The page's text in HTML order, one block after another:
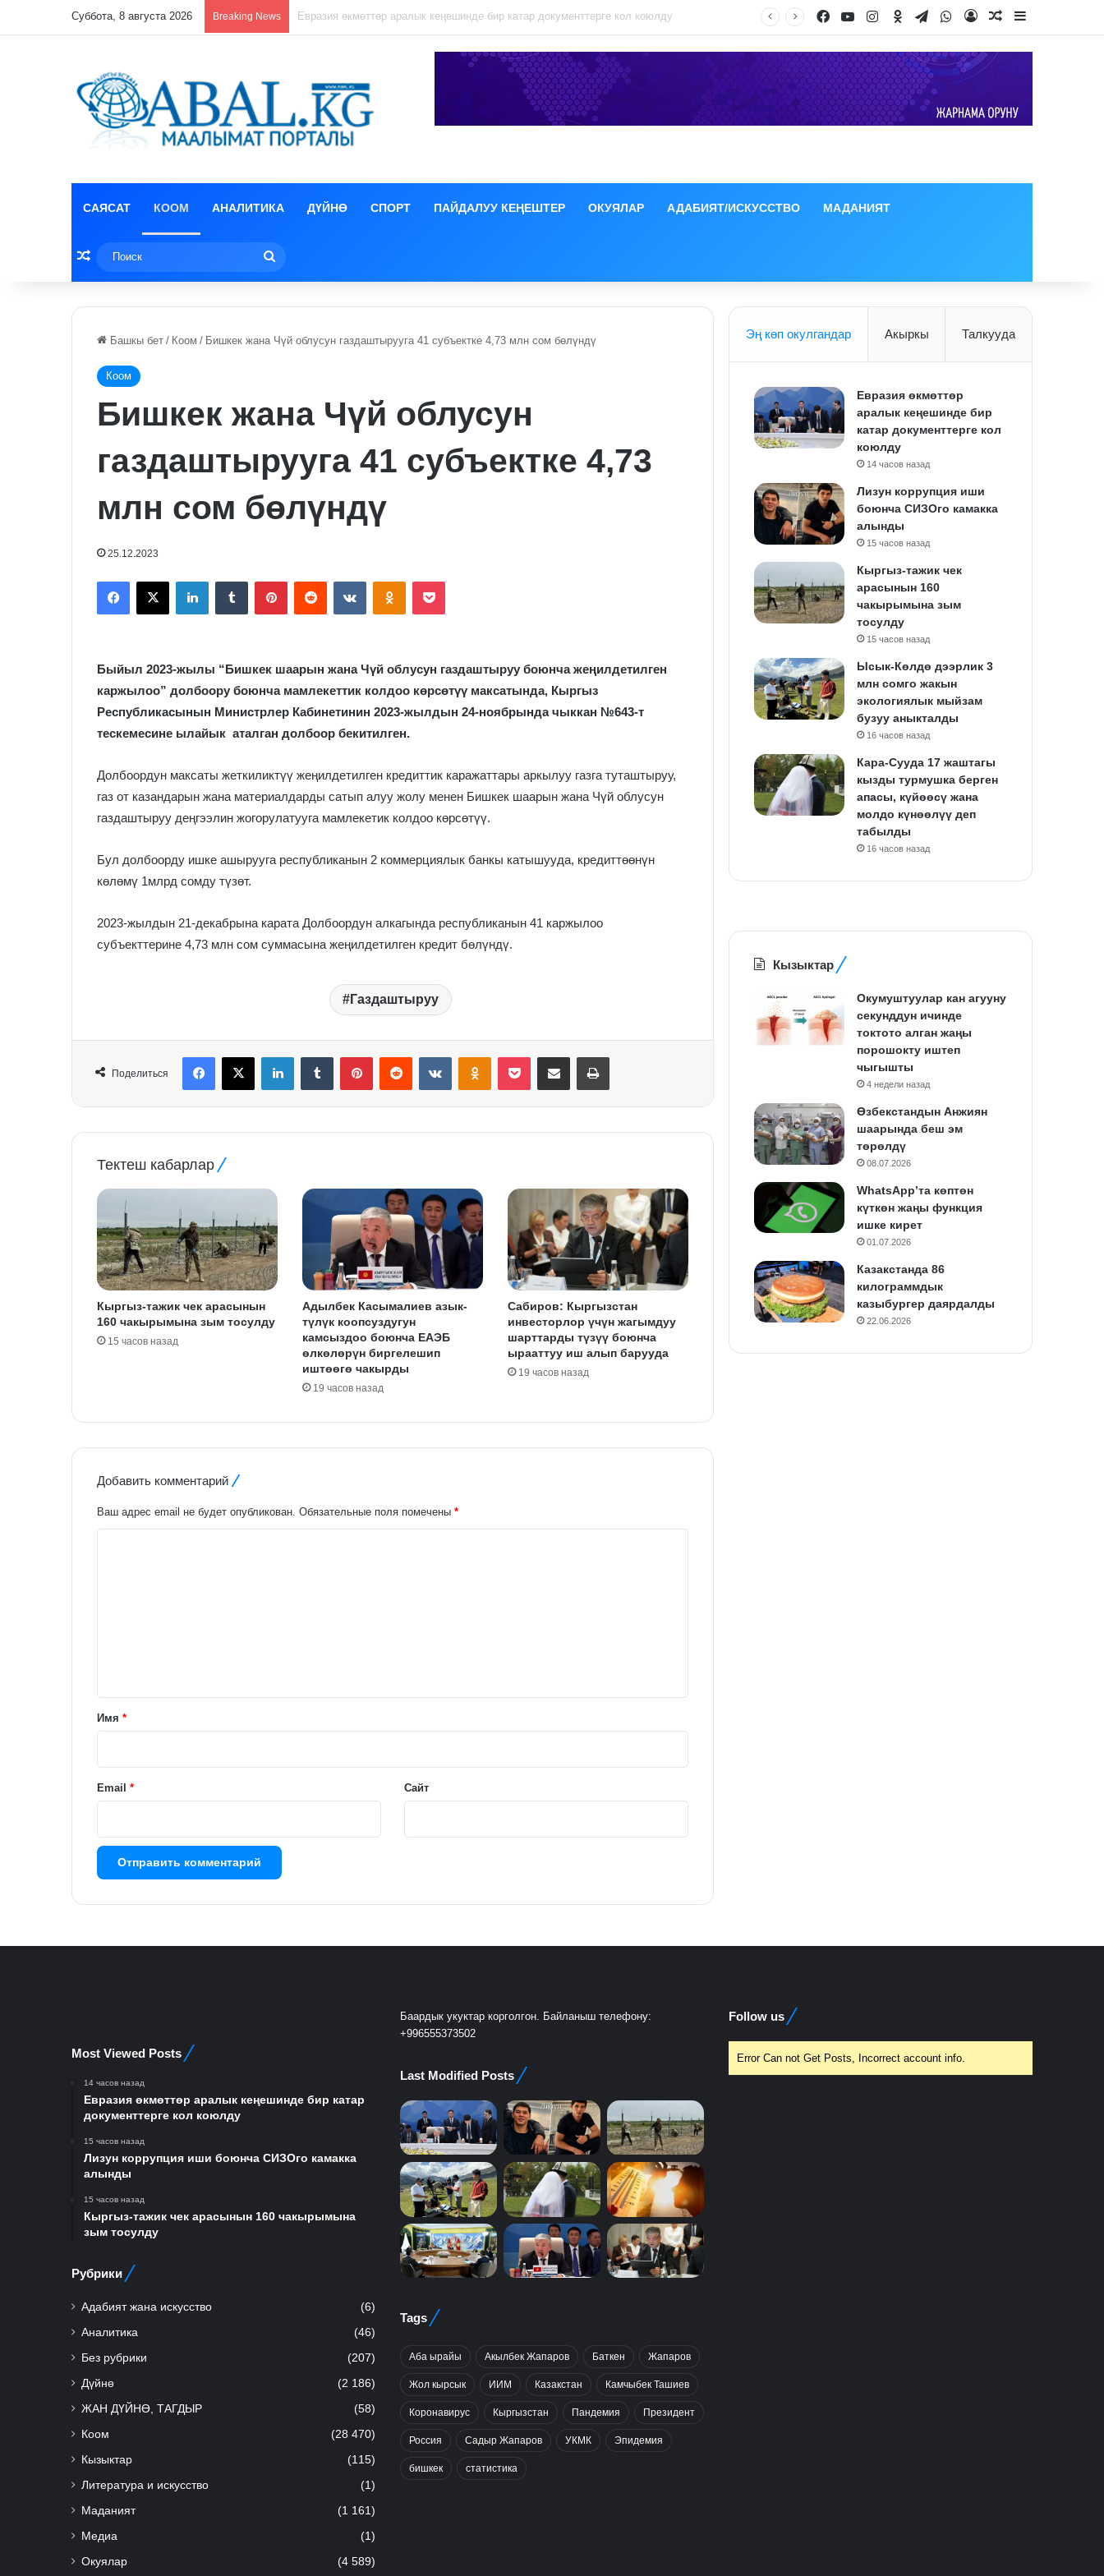
Суббота, 8 августа 2026 Breaking News Лизун коррупция иши боюнча СИЗОго камакка алынды Facebook
YouTubeInstagram
Odnoklassniki
TelegramWhatsApp
Log InRandom Article
Sidebar
САЯСАТ КООМ АНАЛИТИКА ДҮЙНӨ СПОРТ ПАЙДАЛУУ КЕҢЕШТЕР ОКУЯЛАР АДАБИЯТ/ИСКУССТВО МАДАНИЯТ
Random Article
Башкы бет / Коом / Бишкек жана Чүй облусун газдаштырууга 41 субъектке 4,73 млн сом бөлүндү
Коом
Бишкек жана Чүй облусун
газдаштырууга 41 субъектке 4,73
млн сом бөлүндү
25.12.2023
FacebookX LinkedInTumblr PinterestReddit VKontakteOdnoklassniki
Pocket
Быйыл 2023-жылы “Бишкек шаарын жана Чүй облусун газдаштыруу боюнча жеңилдетилген
каржылоо” долбоору боюнча мамлекеттик колдоо көрсөтүү максатында, Кыргыз
Республикасынын Министрлер Кабинетинин 2023-жылдын 24-ноябрында чыккан №643-т
тескемесине ылайык аталган долбоор бекитилген.
Долбоордун максаты жеткиликтүү жеңилдетилген кредиттик каражаттары аркылуу газга туташтыруу,
газ от казандарын жана материалдарды сатып алуу жолу менен Бишкек шаарын жана Чүй облусун
газдаштыруу деңгээлин жогорулатууга мамлекетик колдоо көрсөтүү.
Бул долбоорду ишке ашырууга республиканын 2 коммерциялык банкы катышууда, кредиттөөнүн
көлөмү 1млрд сомду түзөт.
2023-жылдын 21-декабрына карата Долбоордун алкагында республиканын 41 каржылоо
субъекттерине 4,73 млн сом суммасына жеңилдетилген кредит бөлүндү.
Газдаштыруу
Поделиться
FacebookX LinkedInTumblr PinterestReddit VKontakteOdnoklassniki
Pocket Share via Email Print
Тектеш кабарлар
Кыргыз-тажик чек арасынын
160 чакырымына зым тосулду
15 часов назад
Адылбек Касымалиев азык-
түлүк коопсуздугун
камсыздоо боюнча ЕАЭБ
өлкөлөрүн биргелешип
иштөөгө чакырды
19 часов назад
Сабиров: Кыргызстан
инвесторлор үчүн жагымдуу
шарттарды түзүү боюнча
ырааттуу иш алып барууда
19 часов назад
Добавить комментарий
Ваш адрес email не будет опубликован. Обязательные поля помечены *
а
и
й
Имя *
Email * Сайт
Эң көп окулгандар Акыркы Талкууда
Евразия өкмөттөр
аралык кеңешинде бир
катар документтерге кол
коюлду
14 часов назад
Лизун коррупция иши
боюнча СИЗОго камакка
алынды
15 часов назад
Кыргыз-тажик чек
арасынын 160
чакырымына зым
тосулду
15 часов назад
Ысык-Көлдө дээрлик 3
млн сомго жакын
экологиялык мыйзам
бузуу аныкталды
16 часов назад
Кара-Сууда 17 жаштагы
кызды турмушка берген
апасы, күйөөсү жана
молдо күнөөлүү деп
табылды
16 часов назад
Кызыктар
Окумуштуулар кан агууну
секунддун ичинде
токтото алган жаңы
порошокту иштеп
чыгышты
4 недели назад
Өзбекстандын Анжиян
шаарында беш эм
төрөлдү
08.07.2026
WhatsApp’та көптөн
күткөн жаңы функция
ишке кирет
01.07.2026
Казакстанда 86
килограммдык
казыбургер даярдалды
22.06.2026
Most Viewed Posts
14 часов назад
Евразия өкмөттөр аралык кеңешинде бир катар
документтерге кол коюлду
15 часов назад
Лизун коррупция иши боюнча СИЗОго камакка
алынды
15 часов назад
Кыргыз-тажик чек арасынын 160 чакырымына
зым тосулду
Рубрики
Адабият жана искусство (6)
Аналитика (46)
Без рубрики (207)
Дүйнө (2 186)
ЖАН ДҮЙНӨ, ТАГДЫР (58)
Коом (28 470)
Кызыктар (115)
Литература и искусство (1)
Маданият (1 161)
Медиа (1)
Окуялар (4 589)
Баардык укуктар корголгон. Байланыш телефону:
+996555373502
Last Modified Posts
Tags
Аба ырайы Акылбек Жапаров Баткен Жапаров
Жол кырсык ИИМ Казакстан Камчыбек Ташиев
Коронавирус Кыргызстан Пандемия Президент
Россия Садыр Жапаров УКМК Эпидемия
бишкек статистика
Follow us
Error Can not Get Posts, Incorrect account info.